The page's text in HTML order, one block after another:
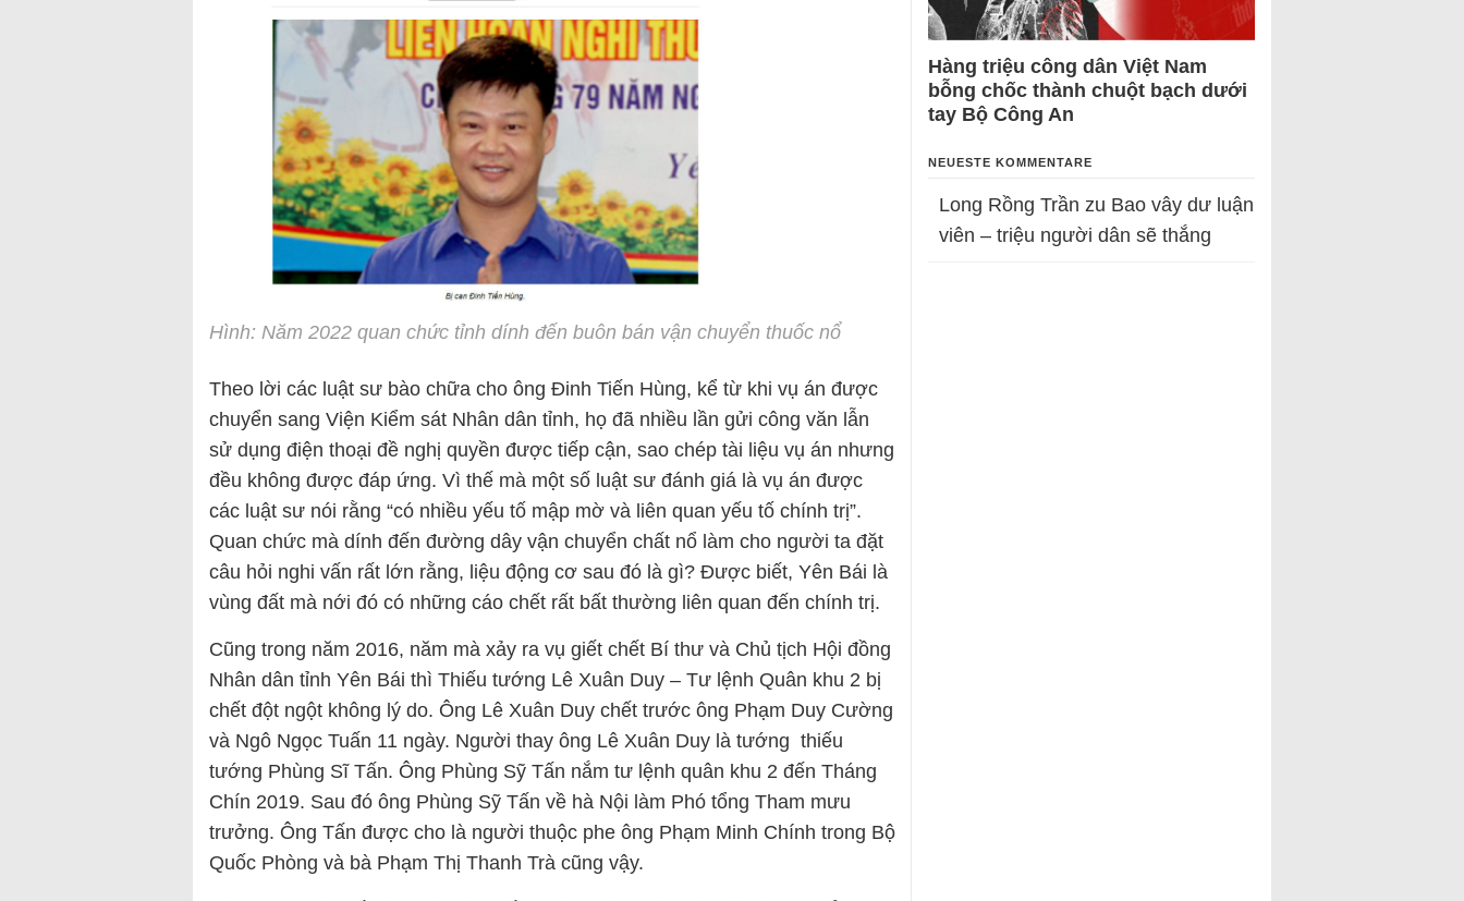
Hình: Năm 2022 quan chức tỉnh dính đến buôn bán vận chuyển thuốc nổ
Theo lời các luật sư bào chữa cho ông Đinh Tiến Hùng, kể từ khi vụ án được
chuyển sang Viện Kiểm sát Nhân dân tỉnh, họ đã nhiều lần gửi công văn lẫn
sử dụng điện thoại đề nghị quyền được tiếp cận, sao chép tài liệu vụ án nhưng
đều không được đáp ứng. Vì thế mà một số luật sư đánh giá là vụ án được
các luật sư nói rằng “có nhiều yếu tố mập mờ và liên quan yếu tố chính trị”.
Quan chức mà dính đến đường dây vận chuyển chất nổ làm cho người ta đặt
câu hỏi nghi vấn rất lớn rằng, liệu động cơ sau đó là gì? Được biết, Yên Bái là
vùng đất mà nới đó có những cáo chết rất bất thường liên quan đến chính trị.
Cũng trong năm 2016, năm mà xảy ra vụ giết chết Bí thư và Chủ tịch Hội đồng
Nhân dân tỉnh Yên Bái thì Thiếu tướng Lê Xuân Duy – Tư lệnh Quân khu 2 bị
chết đột ngột không lý do. Ông Lê Xuân Duy chết trước ông Phạm Duy Cường
và Ngô Ngọc Tuấn 11 ngày. Người thay ông Lê Xuân Duy là tướng thiếu
tướng Phùng Sĩ Tấn. Ông Phùng Sỹ Tấn nắm tư lệnh quân khu 2 đến Tháng
Chín 2019. Sau đó ông Phùng Sỹ Tấn về hà Nội làm Phó tổng Tham mưu
trưởng. Ông Tấn được cho là người thuộc phe ông Phạm Minh Chính trong Bộ
Quốc Phòng và bà Phạm Thị Thanh Trà cũng vậy.
Hàng triệu công dân Việt Nam
bỗng chốc thành chuột bạch dưới
tay Bộ Công An
NEUESTE KOMMENTARE
Long Rồng Trần zu Bao vây dư luận
viên – triệu người dân sẽ thắng